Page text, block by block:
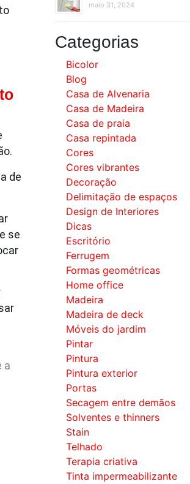
de
se
a
maio 31, 2024
Categorias
Bicolor
Blog
Casa de Alvenaria
Casa de Madeira
Casa de praia
Casa repintada
Cores
Cores vibrantes
Decoração
Delimitação de espaços
Design de Interiores
Dicas
Escritório
Ferrugem
Formas geométricas
Home office
Madeira
Madeira de deck
Móveis do jardim
Pintar
Pintura
Pintura exterior
Portas
Secagem entre demãos
Solventes e thinners
Stain
Telhado
Terapia criativa
Tinta impermeabilizante